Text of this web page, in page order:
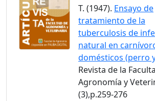
T. (1947). Ensayo de
tratamiento de la
tuberculosis de
natural en
domésticos (perro
Revista de la
Agronomía y
(3),p.259-276